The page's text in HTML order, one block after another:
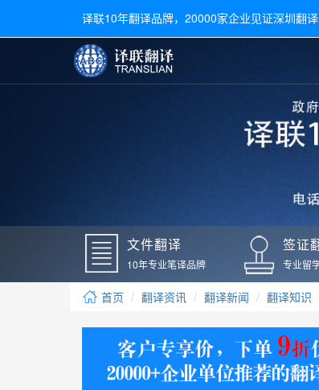
译联10年翻译品牌，20000家企业见证深圳翻
文件翻译
广交会翻
常用语种翻译
日语翻译
德语翻译
毕业证翻译
户口本翻译
学位证翻译
身份证翻译
翻译新闻
文件翻译
10年专业笔译品牌
签证
专业留
首页 翻译资讯 翻译新闻 翻译知识